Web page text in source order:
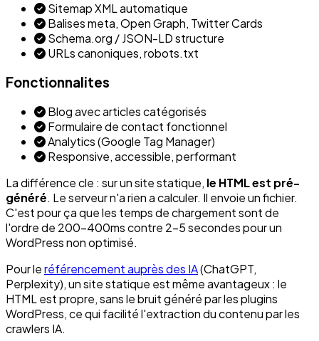
Sitemap XML automatique
Balises meta, Open Graph, Twitter Cards
Schema.org / JSON-LD structure
URLs canoniques, robots.txt
Fonctionnalites
Blog avec articles catégorisés
Formulaire de contact fonctionnel
Analytics (Google Tag Manager)
Responsive, accessible, performant
La différence cle : sur un site statique, le HTML est pré-
généré. Le serveur n'a rien a calculer. Il envoie un fichier.
C'est pour ça que les temps de chargement sont de
l'ordre de 200-400ms contre 2-5 secondes pour un
WordPress non optimisé.
Pour leréférencement auprès des IA(ChatGPT,
Perplexity), un site statique est même avantageux : le
HTML est propre, sans le bruit généré par les plugins
WordPress, ce qui facilité l'extraction du contenu par les
crawlers IA.